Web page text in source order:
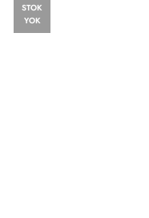
STOK
YOK